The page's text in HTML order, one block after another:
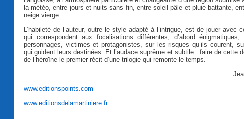
la météo, entre jours et nuits sans fin, entre soleil pâle et pluie battante,
neige vierge…
L’habileté de l’auteur, outre le style adapté à l’intrigue, est de jouer avec
qui correspondent aux focalisations différentes, d’abord
personnages, victimes et protagonistes, sur les risques qu’ils courent,
qui guident leurs destinées. Et l’audace suprême et subtile : faire de cette
de l’héroïne le premier récit d’une trilogie qui remonte le temps.
www.editionspoints.com
www.editionsdelamartiniere.fr